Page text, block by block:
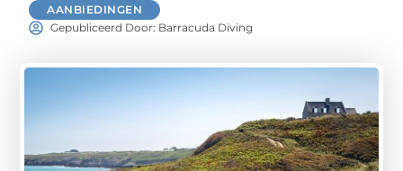
AANBIEDINGEN
Gepubliceerd Door: Barracuda Diving